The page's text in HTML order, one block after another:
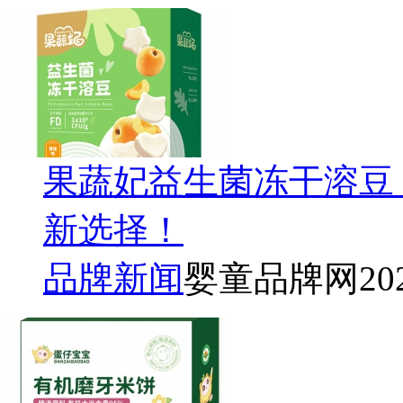
果蔬妃益生菌冻干溶
新选择！
品牌新闻婴童品牌网